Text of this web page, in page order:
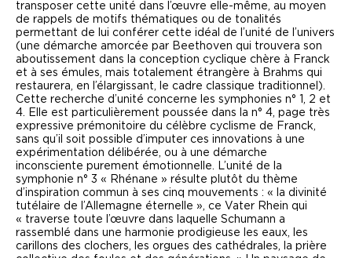
transposer cette unité dans l’œuvre elle-même, au moyen
de rappels de motifs thématiques ou de tonalités
permettant de lui conférer cette idéal de l’unité de l’univers
(une démarche amorcée par Beethoven qui trouvera son
aboutissement dans la conception cyclique chère à Franck
et à ses émules, mais totalement étrangère à Brahms qui
restaurera, en l’élargissant, le cadre classique traditionnel).
Cette recherche d’unité concerne les symphonies n° 1, 2 et
4. Elle est particulièrement poussée dans la n° 4, page très
expressive prémonitoire du célèbre cyclisme de Franck,
sans qu’il soit possible d’imputer ces innovations à une
expérimentation délibérée, ou à une démarche
inconsciente purement émotionnelle. L’unité de la
symphonie n° 3 « Rhénane » résulte plutôt du thème
d’inspiration commun à ses cinq mouvements : « la divinité
tutélaire de l’Allemagne éternelle », ce Vater Rhein qui
« traverse toute l’œuvre dans laquelle Schumann a
rassemblé dans une harmonie prodigieuse les eaux, les
carillons des clochers, les orgues des cathédrales, la prière